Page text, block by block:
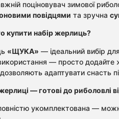
поціновувач зимової
повідцями та зручна
купити набір жерлиць?
«ЩУКА» — ідеальний вибір
використання — просто
дозволяють адаптувати снасть
— готові до риболовлі
укомплектована —